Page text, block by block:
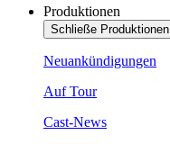
Produktionen
Schließe Produktionen
Neuankündigungen
Auf Tour
Cast-News